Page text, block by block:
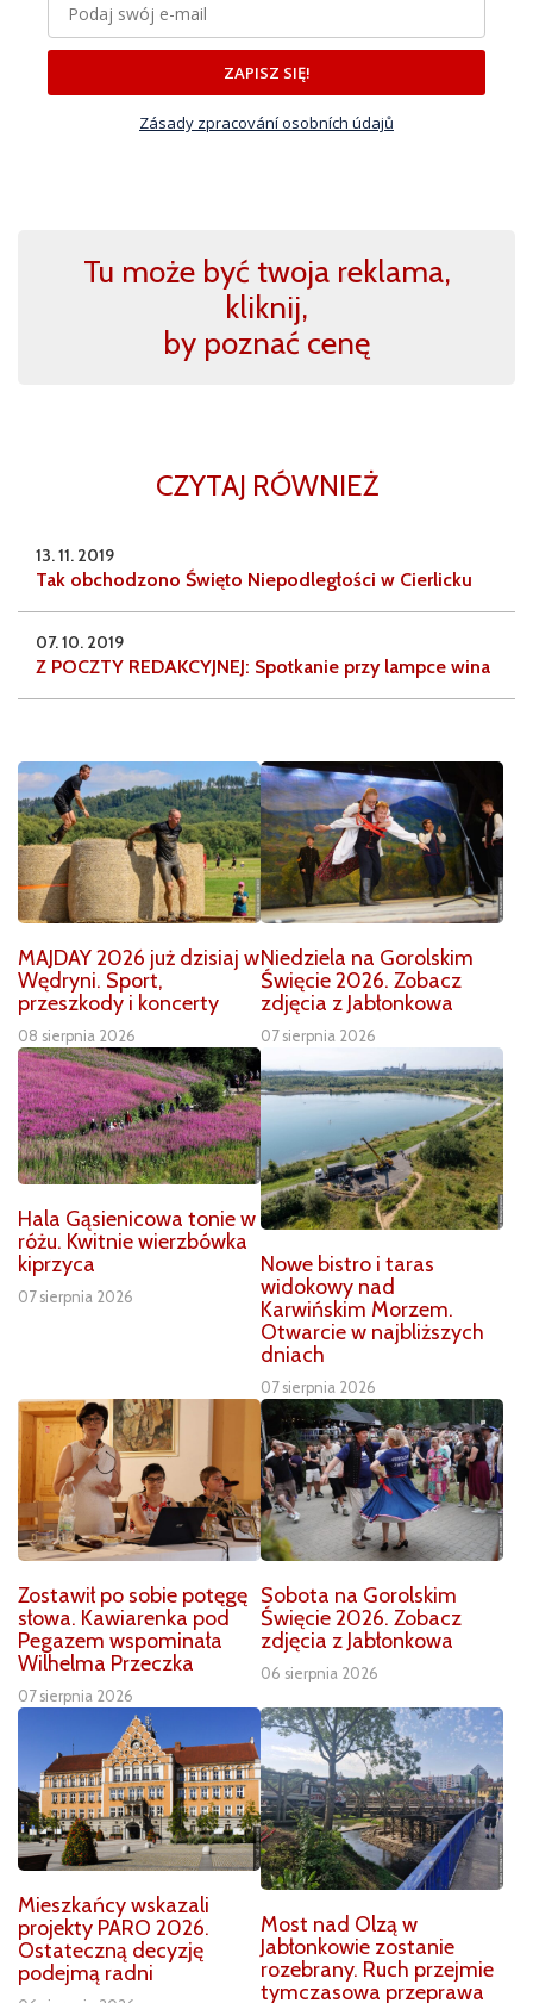
ZAPISZ SIĘ!
Zásady zpracování osobních údajů
Tu może być twoja reklama,
kliknij,
by poznać cenę
CZYTAJ RÓWNIEŻ
13. 11. 2019
Tak obchodzono Święto Niepodległości w Cierlicku
07. 10. 2019
Z POCZTY REDAKCYJNEJ: Spotkanie przy lampce wina
MAJDAY 2026 już dzisiaj w
Wędryni. Sport,
przeszkody i koncerty
08 sierpnia 2026
Niedziela na Gorolskim
Święcie 2026. Zobacz
zdjęcia z Jabłonkowa
07 sierpnia 2026
Hala Gąsienicowa tonie w
różu. Kwitnie wierzbówka
kiprzyca
07 sierpnia 2026
Nowe bistro i taras
widokowy nad
Karwińskim Morzem.
Otwarcie w najbliższych
dniach
07 sierpnia 2026
Zostawił po sobie potęgę
słowa. Kawiarenka pod
Pegazem wspominała
Wilhelma Przeczka
07 sierpnia 2026
Sobota na Gorolskim
Święcie 2026. Zobacz
zdjęcia z Jabłonkowa
06 sierpnia 2026
Mieszkańcy wskazali
projekty PARO 2026.
Ostateczną decyzję
podejmą radni
Most nad Olzą w
Jabłonkowie zostanie
rozebrany. Ruch przejmie
tymczasowa przeprawa